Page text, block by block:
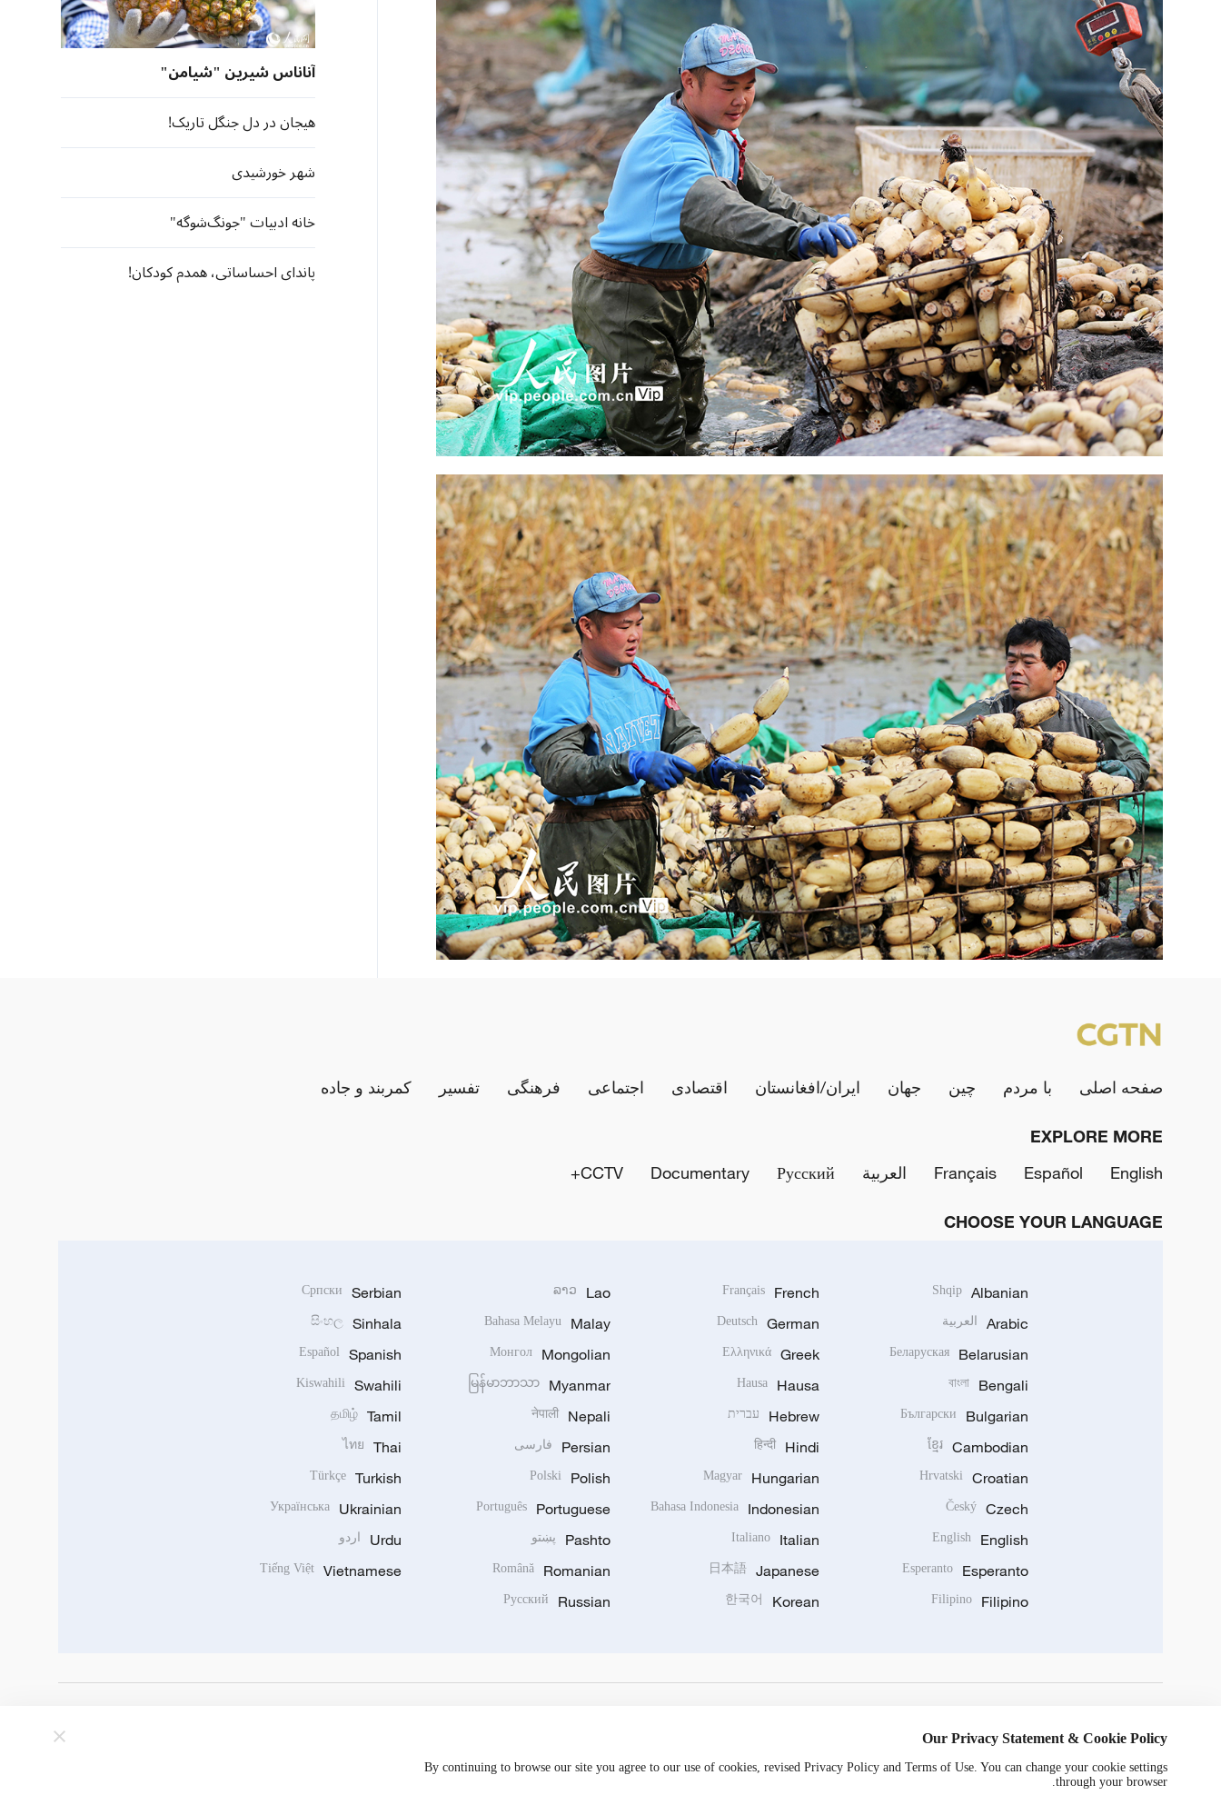
آناناس شیرین "شیامن"
هیجان در دل جنگل تاریک!
شهر خورشیدی
خانه ادبیات "جونگ‌شوگه"
پاندای احساساتی، همدم کودکان!
صفحه اصلی با مردم چین جهان ایران/افغانستان اقتصادی اجتماعی فرهنگی تفسیر کمربند و جاده
EXPLORE MORE
English
Español
Français العربية Русский
Documentary
CCTV+
CHOOSE YOUR LANGUAGE
Albanian
Shqip
Arabic العربية
Belarusian
Беларуская
Bengali
বাংলা
Bulgarian
Български
Cambodian
ខ្មែរ
Croatian
Hrvatski
Czech
Český
English
English
Esperanto
Esperanto
Filipino
Filipino
French
Français
German
Deutsch
Greek
Ελληνικά
Hausa
Hausa
Hebrew עברית
Hindi
हिन्दी
Hungarian
Magyar
Indonesian
Bahasa Indonesia
Italian
Italiano
Japanese
日本語
Korean
한국어
Lao
ລາວ
Malay
Bahasa Melayu
Mongolian
Монгол
Myanmar
မြန်မာဘာသာ
Nepali
नेपाली
Persian فارسی
Polish
Polski
Portuguese
Português
Pashto پښتو
Romanian
Română
Russian
Русский
Serbian
Српски
Sinhala
සිංහල
Spanish
Español
Swahili
Kiswahili
Tamil
தமிழ்
Thai
ไทย
Turkish
Türkçe
Ukrainian
Українська
Urdu اردو
Vietnamese
Tiếng Việt
Our Privacy Statement & Cookie Policy
By continuing to browse our site you agree to our use of cookies, revised Privacy Policy and Terms of Use. You can change your cookie settings
through your browser.